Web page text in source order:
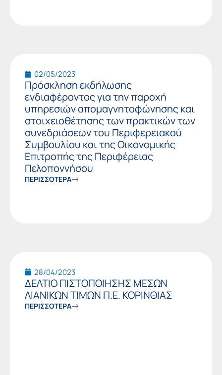
02/05/2023
Πρόσκληση εκδήλωσης
ενδιαφέροντος για την παροχή
υπηρεσιών απομαγνητοφώνησης και
στοιχειοθέτησης των πρακτικών των
συνεδριάσεων του Περιφερειακού
Συμβουλίου και της Οικονομικής
Επιτροπής της Περιφέρειας
Πελοποννήσου
ΠΕΡΙΣΣΟΤΕΡΑ
28/04/2023
ΔΕΛΤΙΟ ΠΙΣΤΟΠΟΙΗΣΗΣ ΜΕΣΩΝ
ΛΙΑΝΙΚΩΝ ΤΙΜΩΝ Π.Ε. ΚΟΡΙΝΘΙΑΣ
ΠΕΡΙΣΣΟΤΕΡΑ